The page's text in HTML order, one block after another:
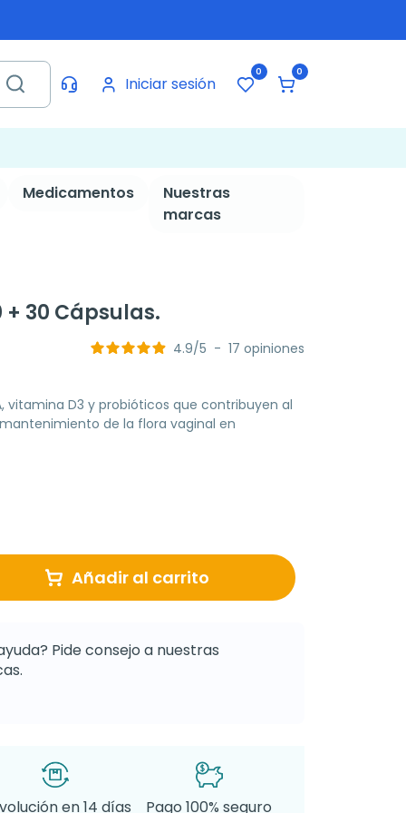
Iniciar sesión
0 0
Medicamentos
Nuestras
marcas
+ 30 Cápsulas.
4.9/5 - 17 opiniones
vitamina D3 y probióticos que contribuyen al
de la flora vaginal en
Añadir al carrito
Pide consejo a nuestras
en 14 días
Pago 100% seguro